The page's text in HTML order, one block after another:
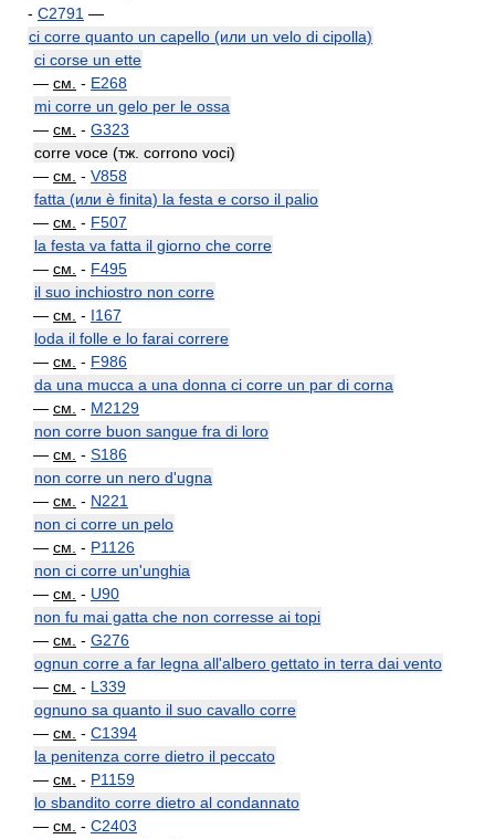
- C2791 —
ci corre quanto un capello (или un velo di cipolla)
ci corse un ette
— см. - E268
mi corre un gelo per le ossa
— см. - G323
corre voce (тж. corrono voci)
— см. - V858
fatta (или è finita) la festa e corso il palio
— см. - F507
la festa va fatta il giorno che corre
— см. - F495
il suo inchiostro non corre
— см. - I167
loda il folle e lo farai correre
— см. - F986
da una mucca a una donna ci corre un par di corna
— см. - M2129
non corre buon sangue fra di loro
— см. - S186
non corre un nero d'ugna
— см. - N221
non ci corre un pelo
— см. - P1126
non ci corre un'unghia
— см. - U90
non fu mai gatta che non corresse ai topi
— см. - G276
ognun corre a far legna all'albero gettato in terra dai vento
— см. - L339
ognuno sa quanto il suo cavallo corre
— см. - C1394
la penitenza corre dietro il peccato
— см. - P1159
lo sbandito corre dietro al condannato
— см. - C2403